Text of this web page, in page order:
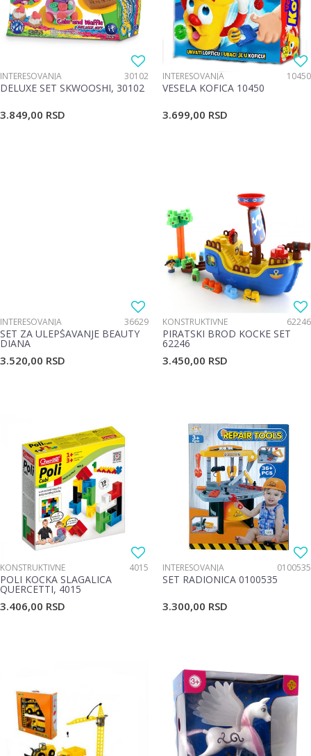
INTERESOVANJA 30102
DELUXE SET SKWOOSHI, 30102
3.849,00 RSD
INTERESOVANJA 10450
VESELA KOFICA 10450
3.699,00 RSD
INTERESOVANJA 36629
SET ZA ULEPŠAVANJE BEAUTY
DIANA
3.520,00 RSD
KONSTRUKTIVNE 62246
PIRATSKI BROD KOCKE SET
62246
3.450,00 RSD
KONSTRUKTIVNE 4015
POLI KOCKA SLAGALICA
QUERCETTI, 4015
3.406,00 RSD
INTERESOVANJA 0100535
SET RADIONICA 0100535
3.300,00 RSD